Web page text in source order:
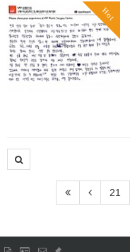
Hot
21